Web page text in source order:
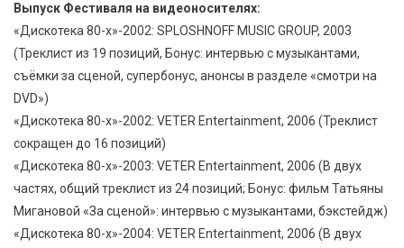
Выпуск Фестиваля на видеоносителях:
«Дискотека 80-х»-2002: SPLOSHNOFF MUSIC GROUP, 2003
(Треклист из 19 позиций, Бонус: интервью с музыкантами,
съёмки за сценой, супербонус, анонсы в разделе «смотри на
DVD»)
«Дискотека 80-х»-2002: VETER Entertainment, 2006 (Треклист
сокращен до 16 позиций)
«Дискотека 80-х»-2003: VETER Entertainment, 2006 (В двух
частях, общий треклист из 24 позиций; Бонус: фильм Татьяны
Мигановой «За сценой»: интервью с музыкантами, бэкстейдж)
«Дискотека 80-х»-2004: VETER Entertainment, 2006 (В двух